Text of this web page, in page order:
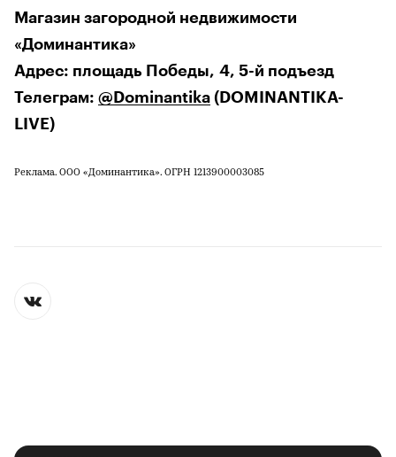
Магазин загородной недвижимости
«Доминантика»
Адрес: площадь Победы, 4, 5-й подъезд
Телеграм: @Dominantika (DOMINANTIKA-
LIVE)
Реклама. ООО «Доминантика». ОГРН 1213900003085